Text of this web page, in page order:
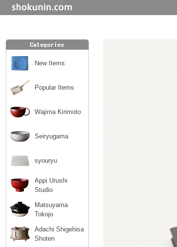
New Items
Popular Items
Wajima Kirimoto
Seiryugama
syouryu
Appi Urushi
Studio
Matsuyama
Tokojo
Adachi Shigehisa
Shoten